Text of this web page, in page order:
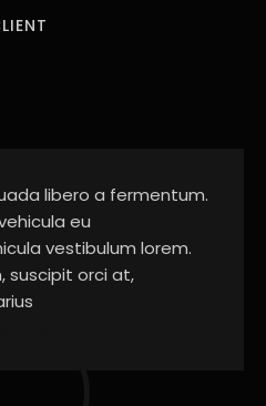
libero a fermentum.
eu
vestibulum lorem.
suscipit orci at,